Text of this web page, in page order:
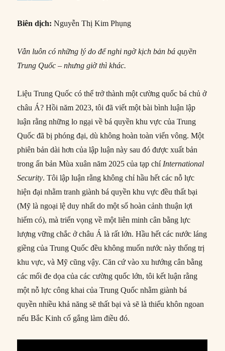
Biên dịch:Nguyễn Thị Kim Phụng
Vẫn luôn có những lý do để nghi ngờ kịch bản bá quyền
Trung Quốc – nhưng giờ thì khác.
Liệu Trung Quốc có thể trở thành một cường quốc bá chủ ở
châu Á? Hồi năm 2023, tôi đã viết một bài bình luận lập
luận rằng những lo ngại về bá quyền khu vực của Trung
Quốc đã bị phóng đại, dù không hoàn toàn viển vông. Một
phiên bản dài hơn của lập luận này sau đó được xuất bản
trong ấn bản Mùa xuân năm 2025 của tạp chí International
Security. Tôi lập luận rằng không chỉ hầu hết các nỗ lực
hiện đại nhằm tranh giành bá quyền khu vực đều thất bại
(Mỹ là ngoại lệ duy nhất do một số hoàn cảnh thuận lợi
hiếm có), mà triển vọng về một liên minh cân bằng lực
lượng vững chắc ở châu Á là rất lớn. Hầu hết các nước láng
giềng của Trung Quốc đều không muốn nước này thống trị
khu vực, và Mỹ cũng vậy. Căn cứ vào xu hướng cân bằng
các mối đe dọa của các cường quốc lớn, tôi kết luận rằng
một nỗ lực công khai của Trung Quốc nhằm giành bá
quyền nhiều khả năng sẽ thất bại và sẽ là thiếu khôn ngoan
nếu Bắc Kinh cố gắng làm điều đó.